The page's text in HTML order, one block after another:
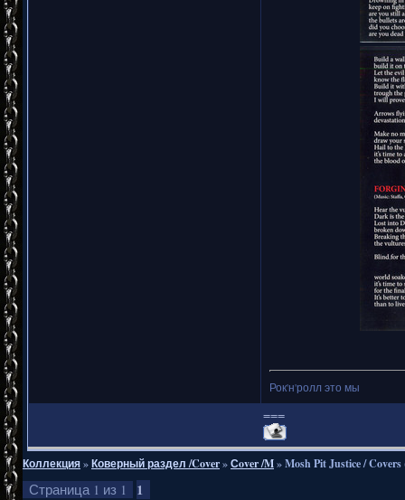
Рок'н'ролл это мы
===
Коллекция»Коверный раздел /Cover»Сover /M»Mosh Pit Justice / Covers
Страница 1 из 1 1